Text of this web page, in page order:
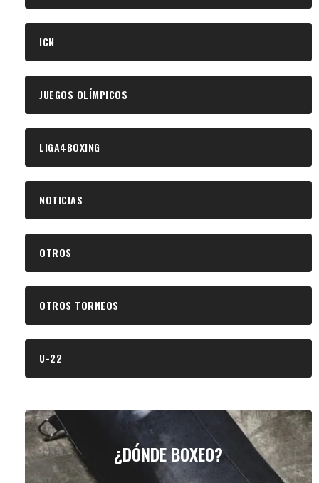
ICN
JUEGOS OLÍMPICOS
LIGA4BOXING
NOTICIAS
OTROS
OTROS TORNEOS
U-22
¿DÓNDE BOXEO?